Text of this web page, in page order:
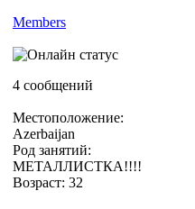
Members
4 сообщений
Местоположение:
Azerbaijan
Род занятий:
МЕТАЛЛИСТКА!!!!
Возраст: 32